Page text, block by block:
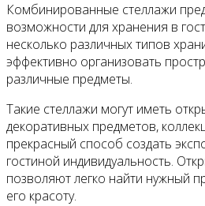
Комбинированные стеллажи
возможности для хранения в
несколько различных типов
эффективно организовать
различные предметы.
Такие стеллажи могут иметь
декоративных предметов,
прекрасный способ создать
гостиной индивидуальность.
позволяют легко найти нужный
его красоту.